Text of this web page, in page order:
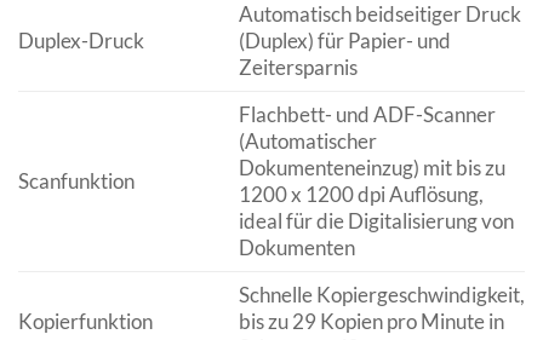
Duplex-Druck
Automatisch beidseitiger Druck
(Duplex) für Papier- und
Zeitersparnis
Scanfunktion
Flachbett- und ADF-Scanner
(Automatischer
Dokumenteneinzug) mit bis zu
1200 x 1200 dpi Auflösung,
ideal für die Digitalisierung von
Dokumenten
Kopierfunktion
Schnelle Kopiergeschwindigkeit,
bis zu 29 Kopien pro Minute in